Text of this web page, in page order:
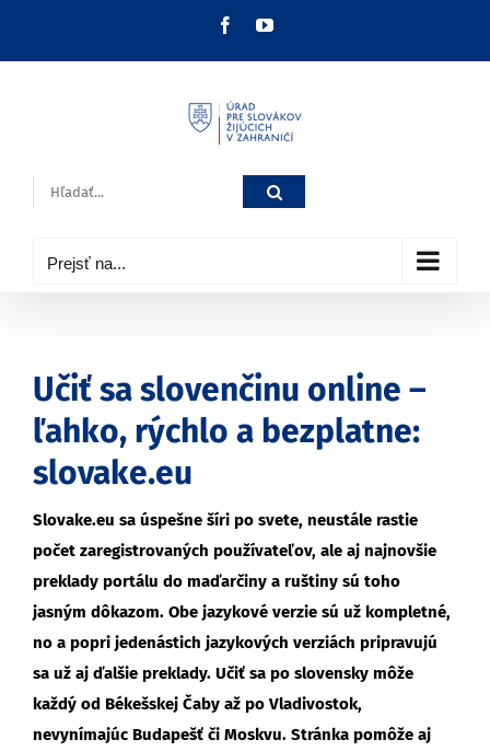
FacebookYouTube
Hľadať:
Prejsť na...
Učiť sa slovenčinu online –
ľahko, rýchlo a bezplatne:
slovake.eu
Slovake.eu sa úspešne šíri po svete, neustále rastie
počet zaregistrovaných používateľov, ale aj najnovšie
preklady portálu do maďarčiny a ruštiny sú toho
jasným dôkazom. Obe jazykové verzie sú už kompletné,
no a popri jedenástich jazykových verziách pripravujú
sa už aj ďalšie preklady. Učiť sa po slovensky môže
každý od Békešskej Čaby až po Vladivostok,
nevynímajúc Budapešť či Moskvu. Stránka pomôže aj